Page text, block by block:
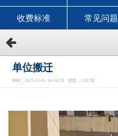
收费标准 常见问题
单位搬迁
时间：2021-10-01 10:50:28 浏览：1287次